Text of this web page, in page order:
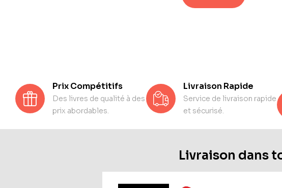
Prix Compétitifs
Des livres de qualité à des
prix abordables.
Livraison Rapide
Service de livraison rapide
et sécurisé.
Livraison dans